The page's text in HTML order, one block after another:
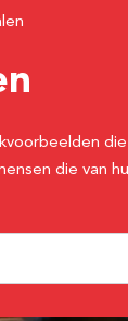
die van